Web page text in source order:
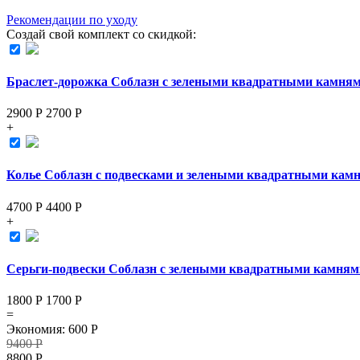
Рекомендации по уходу
Создай свой комплект со скидкой:
Браслет-дорожка Соблазн с зелеными квадратными
2900 Р 2700 Р
+
Колье Соблазн с подвесками и зелеными квадратными
4700 Р 4400 Р
+
Серьги-подвески Соблазн с зелеными квадратными
1800 Р 1700 Р
=
Экономия: 600 Р
9400Р